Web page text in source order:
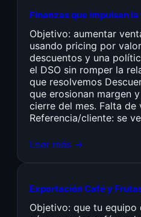
Finanzas que impulsan
Objetivo: aumentar
usando pricing por
descuentos y una
el DSO sin romper la
que resolvemos
que erosionan margen
cierre del mes. Falta
Referencia/cliente: se
Leer más →
Exportación Café y
Objetivo: que tu equipo